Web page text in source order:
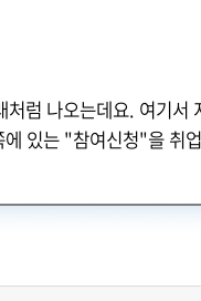
처럼 나오는데요. 여기서
있는 "참여신청"을 취